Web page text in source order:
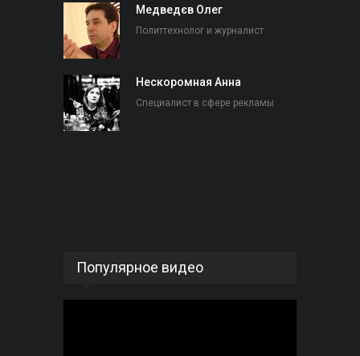
Медведєв Олег
Политтехнолог и журналист
Нескоромная Анна
Специалист в сфере рекламы
Популярное видео